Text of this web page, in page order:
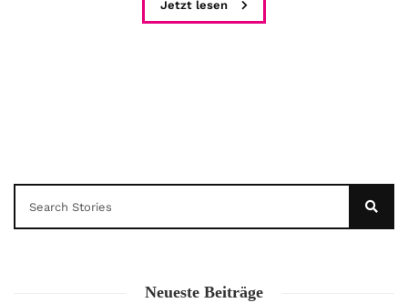
Jetzt lesen
Neueste Beiträge